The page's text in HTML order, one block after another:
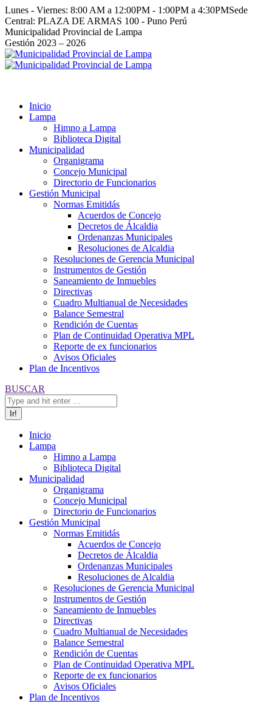
Saltar
al
contenido
Lunes - Viernes: 8:00 AM a 12:00PM - 1:00PM a 4:30PMSede
Central: PLAZA DE ARMAS 100 - Puno Perú
Facebook
page
opens
in
Instagram
page
opens
in
YouTube
page
opens
in
Twitter
page
opens
in
Municipalidad Provincial de Lampa
Gestión 2023 – 2026
Inicio
Lampa
Himno a Lampa
Biblioteca Digital
Municipalidad
Organigrama
Concejo Municipal
Directorio de Funcionarios
Gestión Municipal
Normas Emitidás
Acuerdos de Concejo
Decretos de Álcaldia
Ordenanzas Municipales
Resoluciones de Alcaldia
Resoluciones de Gerencia Municipal
Instrumentos de Gestión
Saneamiento de Inmuebles
Directivas
Cuadro Multianual de Necesidades
Balance Semestral
Rendición de Cuentas
Plan de Continuidad Operativa MPL
Reporte de ex funcionarios
Avisos Oficiales
Plan de Incentivos
Buscar:
BUSCAR
Inicio
Lampa
Himno a Lampa
Biblioteca Digital
Municipalidad
Organigrama
Concejo Municipal
Directorio de Funcionarios
Gestión Municipal
Normas Emitidás
Acuerdos de Concejo
Decretos de Álcaldia
Ordenanzas Municipales
Resoluciones de Alcaldia
Resoluciones de Gerencia Municipal
Instrumentos de Gestión
Saneamiento de Inmuebles
Directivas
Cuadro Multianual de Necesidades
Balance Semestral
Rendición de Cuentas
Plan de Continuidad Operativa MPL
Reporte de ex funcionarios
Avisos Oficiales
Plan de Incentivos